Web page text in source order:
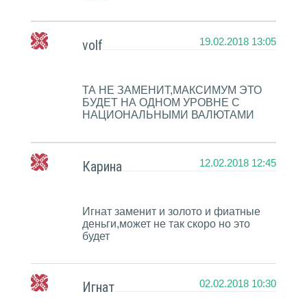
volf 19.02.2018 13:05
ТА НЕ ЗАМЕНИТ,МАКСИМУМ ЭТО
БУДЕТ НА ОДНОМ УРОВНЕ С
НАЦИОНАЛЬНЫМИ ВАЛЮТАМИ
Карина 12.02.2018 12:45
Игнат заменит и золото и фиатные
деньги,может не так скоро но это
будет
Игнат 02.02.2018 10:30